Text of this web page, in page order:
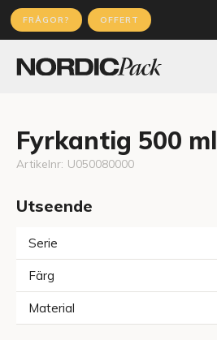
FRÅGOR? OFFERT
Fyrkantig 500 ml
Artikelnr: U050080000
Utseende
Serie
Färg
Material